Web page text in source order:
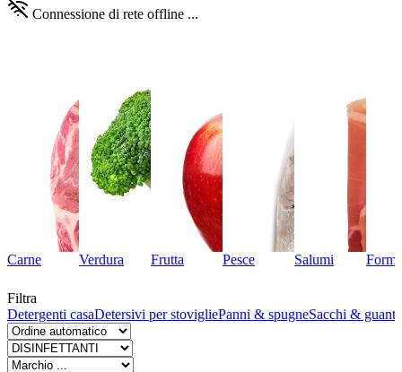
Connessione di rete offline ...
Carne Verdura Frutta Pesce Salumi
Filtra
Detergenti casaDetersivi per stovigliePanni & spugneSacchi & guanti